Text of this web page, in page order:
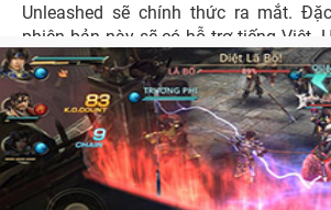
Unleashed sẽ chính thức ra mắt.
phiên bản này sẽ có hỗ trợ tiếng Việt.
đã có cơ hội trải nghiệm trước
Unleashed Việt Hóa.